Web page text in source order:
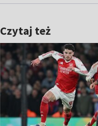
Czytaj też